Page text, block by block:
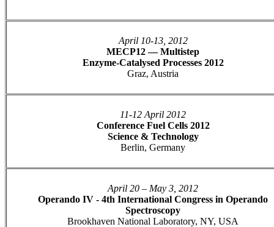
April 10-13, 2012
MECP12 — Multistep
Enzyme-Catalysed Processes 2012
Graz, Austria
11-12 April 2012
Conference Fuel Cells 2012
Science & Technology
Berlin, Germany
April 20 – May 3, 2012
Operando IV - 4th International Congress in Operando
Spectroscopy
Brookhaven National Laboratory, NY, USA